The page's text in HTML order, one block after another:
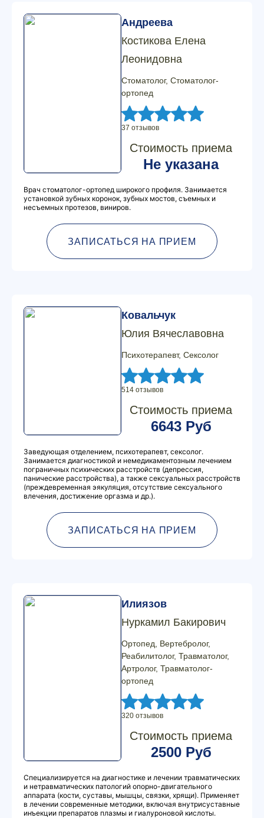
Андреева
Костикова Елена
Леонидовна
Стоматолог, Стоматолог-
ортопед
37 отзывов
Стоимость приема
Не указана
Врач стоматолог-ортопед широкого профиля. Занимается
установкой зубных коронок, зубных мостов, съемных и
несъемных протезов, виниров.
ЗАПИСАТЬСЯ НА ПРИЕМ
Ковальчук
Юлия Вячеславовна
Психотерапевт, Сексолог
514 отзывов
Стоимость приема
6643 Руб
Заведующая отделением, психотерапевт, сексолог.
Занимается диагностикой и немедикаментозным лечением
пограничных психических расстройств (депрессия,
панические расстройства), а также сексуальных расстройств
(преждевременная эякуляция, отсутствие сексуального
влечения, достижение оргазма и др.).
ЗАПИСАТЬСЯ НА ПРИЕМ
Илиязов
Нуркамил Бакирович
Ортопед, Вертебролог,
Реабилитолог, Травматолог,
Артролог, Травматолог-
ортопед
320 отзывов
Стоимость приема
2500 Руб
Специализируется на диагностике и лечении травматических
и нетравматических патологий опорно-двигательного
аппарата (кости, суставы, мышцы, связки, хрящи). Применяет
в лечении современные методики, включая внутрисуставные
инъекции препаратов плазмы и гиалуроновой кислоты.